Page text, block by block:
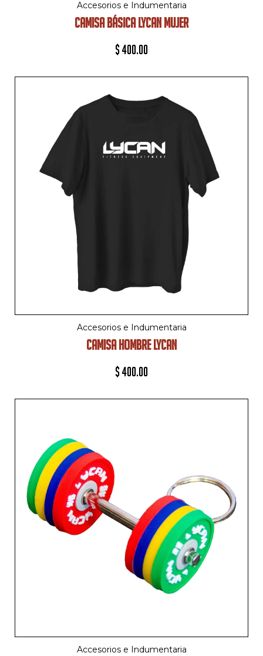
Accesorios e Indumentaria
CAMISA BÁSICA LYCAN MUJER
$400.00
Accesorios e Indumentaria
CAMISA HOMBRE LYCAN
$400.00
Accesorios e Indumentaria